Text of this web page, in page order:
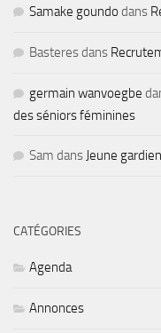
Samake goundo dans
Basteresdans
germain wanvoegbe
des séniors féminines
Sam dans Jeune
CATÉGORIES
Agenda
Annonces